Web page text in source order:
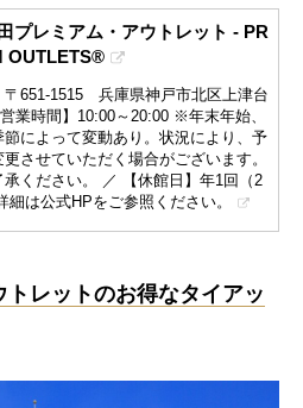
プレミアム・アウトレット - PR
OUTLETS®
〒651-1515 兵庫県神戸市北区上津台
業時間】10:00～20:00 ※年末年始、
節によって変動あり。状況により、予
させていただく場合がございます。
承ください。 ／ 【休館日】年1回（2
は公式HPをご参照ください。
レットのお得なタイアッ